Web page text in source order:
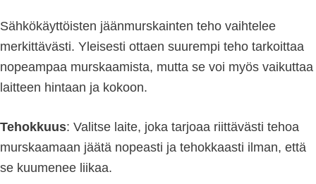
Sähkökäyttöisten jäänmurskainten teho vaihtelee
merkittävästi. Yleisesti ottaen suurempi teho tarkoittaa
nopeampaa murskaamista, mutta se voi myös vaikuttaa
laitteen hintaan ja kokoon.
Tehokkuus: Valitse laite, joka tarjoaa riittävästi tehoa
murskaamaan jäätä nopeasti ja tehokkaasti ilman, että
se kuumenee liikaa.